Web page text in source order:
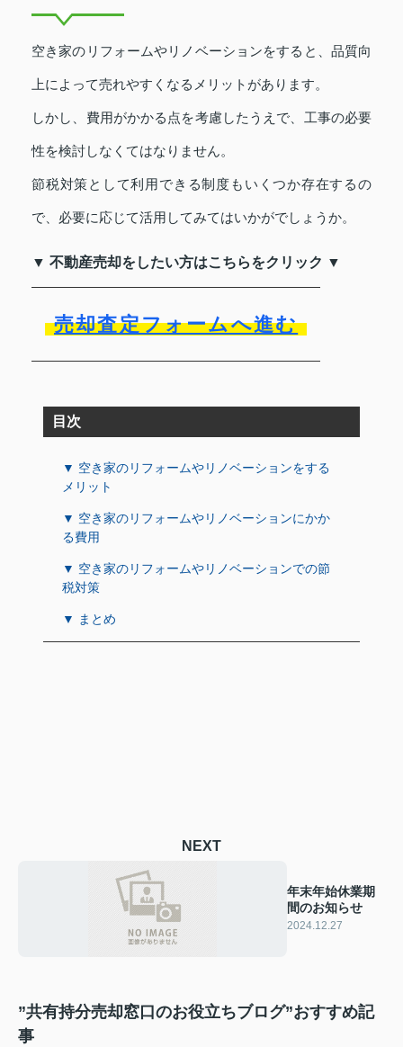
空き家のリフォームやリノベーションをすると、品質向
上によって売れやすくなるメリットがあります。
しかし、費用がかかる点を考慮したうえで、工事の必要
性を検討しなくてはなりません。
節税対策として利用できる制度もいくつか存在するの
で、必要に応じて活用してみてはいかがでしょうか。
▼ 不動産売却をしたい方はこちらをクリック ▼
売却査定フォームへ進む
目次
▼ 空き家のリフォームやリノベーションをする
メリット
▼ 空き家のリフォームやリノベーションにかか
る費用
▼ 空き家のリフォームやリノベーションでの節
税対策
▼ まとめ
NEXT
年末年始休業期
間のお知らせ
2024.12.27
”共有持分売却窓口のお役立ちブログ”おすすめ記
事